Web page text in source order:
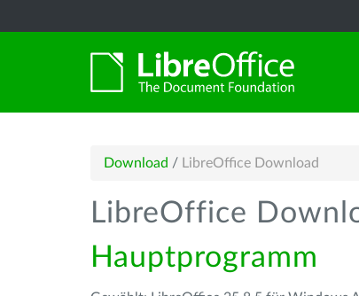
Download / LibreOffice Download
LibreOffice
Hauptprogramm